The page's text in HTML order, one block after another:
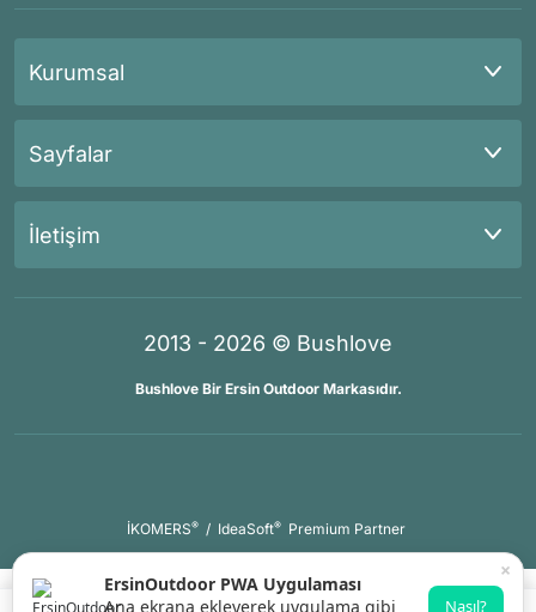
Kurumsal
Sayfalar
İletişim
2013 - 2026 © Bushlove
Bushlove Bir Ersin Outdoor Markasıdır.
İKOMERS® / IdeaSoft® Premium Partner
×
ErsinOutdoor PWA Uygulaması
Ana ekrana ekleyerek uygulama gibi
Nasıl?